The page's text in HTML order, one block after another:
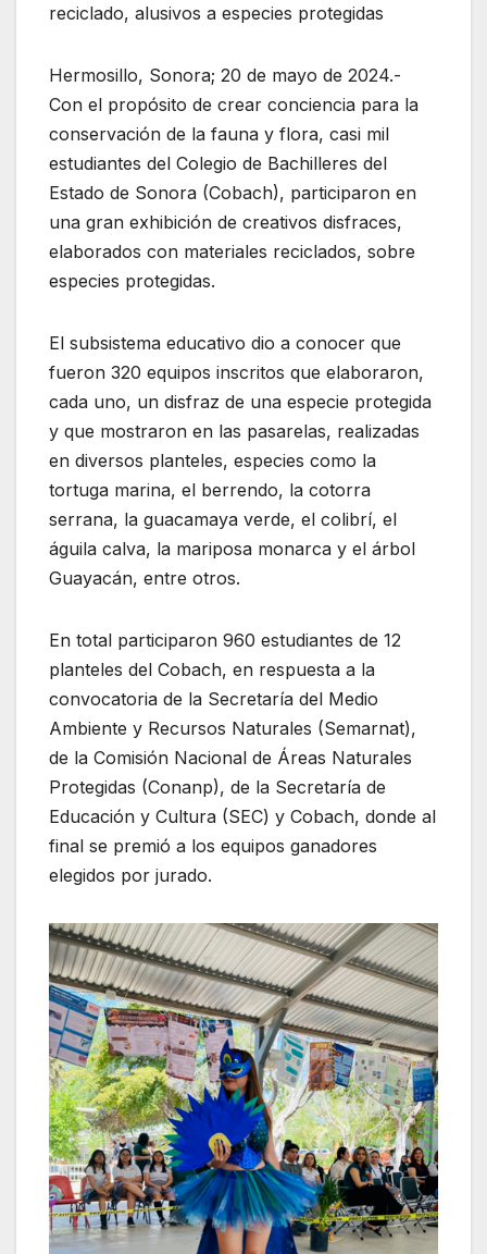
reciclado, alusivos a especies protegidas
Hermosillo, Sonora; 20 de mayo de 2024.-
Con el propósito de crear conciencia para la
conservación de la fauna y flora, casi mil
estudiantes del Colegio de Bachilleres del
Estado de Sonora (Cobach), participaron en
una gran exhibición de creativos disfraces,
elaborados con materiales reciclados, sobre
especies protegidas.
El subsistema educativo dio a conocer que
fueron 320 equipos inscritos que elaboraron,
cada uno, un disfraz de una especie protegida
y que mostraron en las pasarelas, realizadas
en diversos planteles, especies como la
tortuga marina, el berrendo, la cotorra
serrana, la guacamaya verde, el colibrí, el
águila calva, la mariposa monarca y el árbol
Guayacán, entre otros.
En total participaron 960 estudiantes de 12
planteles del Cobach, en respuesta a la
convocatoria de la Secretaría del Medio
Ambiente y Recursos Naturales (Semarnat),
de la Comisión Nacional de Áreas Naturales
Protegidas (Conanp), de la Secretaría de
Educación y Cultura (SEC) y Cobach, donde al
final se premió a los equipos ganadores
elegidos por jurado.